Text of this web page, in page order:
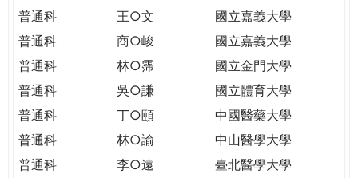
民。
WAGOR
TODAY
THE
WORLD
普通科
王○文
國立嘉義大學
普通科
商○峻
國立嘉義大學
普通科
林○霈
國立金門大學
普通科
吳○謙
國立體育大學
普通科
丁○頤
中國醫藥大學
普通科
林○諭
中山醫學大學
普通科
李○遠
臺北醫學大學